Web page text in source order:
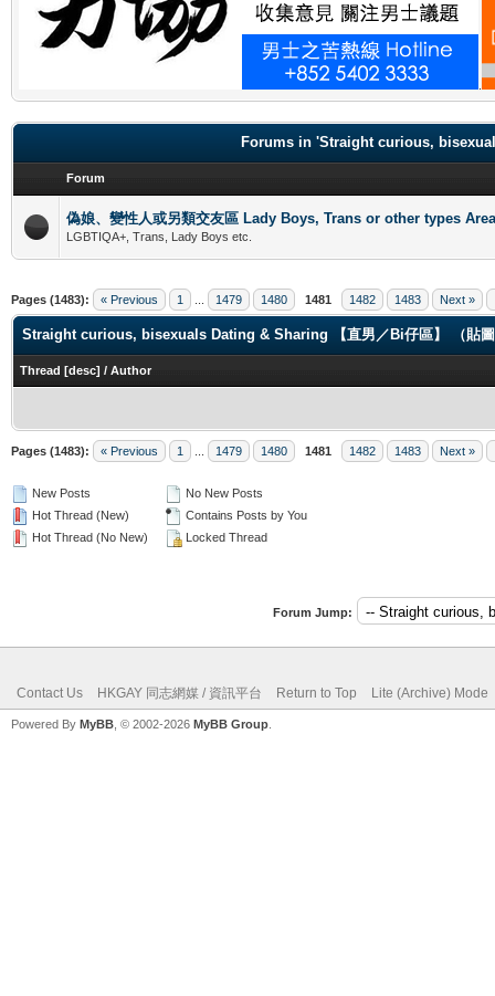
Forums in 'Straight curious,
Forum
偽娘、變性人或另類交友區 Lady Boys, Trans or other types
LGBTIQA+, Trans, Lady Boys etc.
Pages (1483): « Previous 1 1479 1480 1481 1482 1483 Next »
Straight curious, bisexuals Dating & Sharing 【直男／Bi仔區】 （貼
Thread [desc] / Author
Pages (1483): « Previous 1 1479 1480 1481 1482 1483 Next »
New Posts
Hot Thread (New)
Hot Thread (No New)
No New Posts
Contains Posts by You
Locked Thread
Forum Jump:
Contact Us HKGAY 同志網媒 / 資訊平台 Return to Top Lite (Archive) Mode
Powered By MyBB , © 2002-2026 MyBB Group